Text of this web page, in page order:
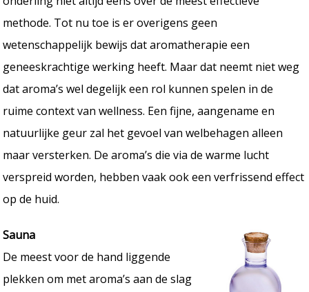
methode. Tot nu toe is er overigens geen
wetenschappelijk bewijs dat aromatherapie een
geneeskrachtige werking heeft. Maar dat neemt niet weg
dat aroma’s wel degelijk een rol kunnen spelen in de
ruime context van wellness. Een fijne, aangename en
natuurlijke geur zal het gevoel van welbehagen alleen
maar versterken. De aroma’s die via de warme lucht
verspreid worden, hebben vaak ook een verfrissend effect
op de huid.
Sauna
De meest voor de hand liggende
plekken om met aroma’s aan de slag